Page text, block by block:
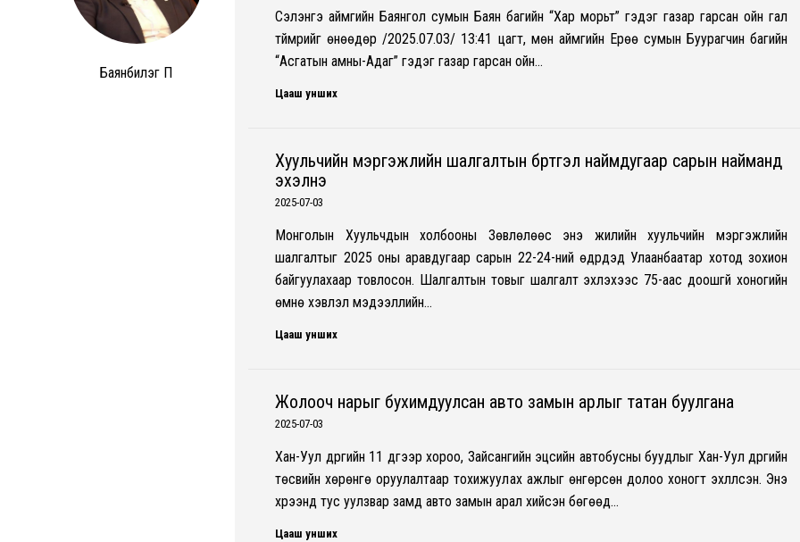
Баянбилэг П
Сэлэнгэ аймгийн Баянгол сумын Баян багийн “Хар морьт” гэдэг газар гарсан ойн гал
түймрийг өнөөдөр /2025.07.03/ 13:41 цагт, мөн аймгийн Ерөө сумын Буурагчин багийн
“Асгатын амны-Адаг” гэдэг газар гарсан ойн…
Цааш унших
Хуульчийн мэргэжлийн шалгалтын бүртгэл наймдугаар сарын найманд
эхэлнэ
2025-07-03
Монголын Хуульчдын холбооны Зөвлөлөөс энэ жилийн хуульчийн мэргэжлийн
шалгалтыг 2025 оны аравдугаар сарын 22-24-ний өдрүүдэд Улаанбаатар хотод зохион
байгуулахаар товлосон. Шалгалтын товыг шалгалт эхлэхээс 75-аас доошгүй хоногийн
өмнө хэвлэл мэдээллийн…
Цааш унших
Жолооч нарыг бухимдуулсан авто замын арлыг татан буулгана
2025-07-03
Хан-Уул дүүргийн 11 дүгээр хороо, Зайсангийн эцсийн автобусны буудлыг Хан-Уул дүүргийн
төсвийн хөрөнгө оруулалтаар тохижуулах ажлыг өнгөрсөн долоо хоногт эхлүүлсэн. Энэ
хүрээнд тус уулзвар замд авто замын арал хийсэн бөгөөд…
Цааш унших